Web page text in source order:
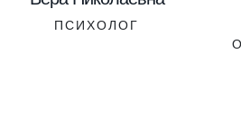
ПСИХОЛОГ